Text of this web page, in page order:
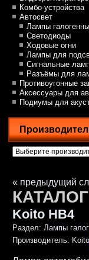
Комбо-устройства
Автосвет
Лампы
Светодиоды
Ходовые огни
Лампы для
Сигнальные
Разъёмы для
Противоугонные
Аксессуары для
Подиумы для
« предыдущий
КАТАЛОГ
Koito HB4
Раздел:Лампы
Производитель: Koito